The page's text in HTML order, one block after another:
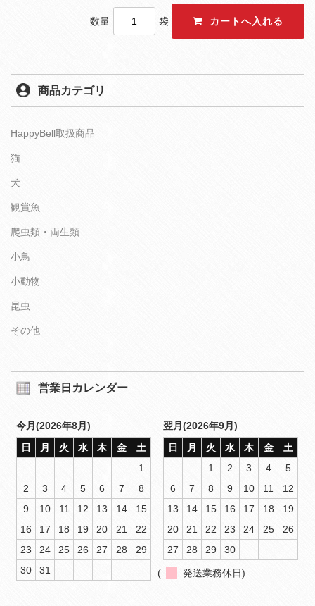
数量 袋
商品カテゴリ
HappyBell取扱商品
猫
犬
観賞魚
爬虫類・両生類
小鳥
小動物
昆虫
その他
営業日カレンダー
今月(2026年8月)
日
月 火 水 木 金
土
1
2
3 4 5 6 7
8
9
10 11 12 13 14
15
16
17 18 19 20 21
22
23
24 25 26 27 28
29
30
31
翌月(2026年9月)
日
月 火 水 木 金
土
1
2 3 4
5
6
7 8 9 10 11
12
13
14 15 16 17 18
19
20
21 22 23 24 25
26
27
28 29 30
( 発送業務休日)